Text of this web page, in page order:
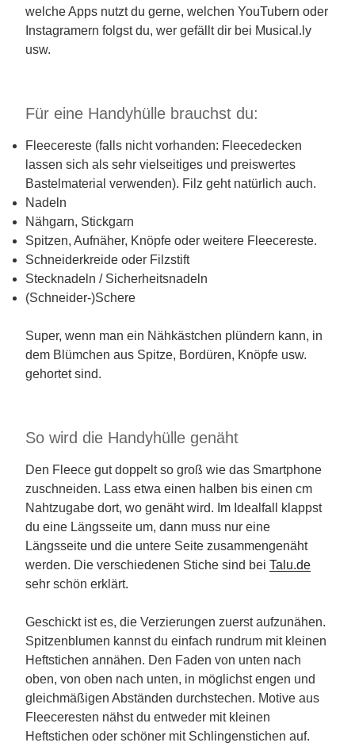
welche Apps nutzt du gerne, welchen YouTubern oder
Instagramern folgst du, wer gefällt dir bei Musical.ly
usw.
Für eine Handyhülle brauchst du:
Fleecereste (falls nicht vorhanden: Fleecedecken
lassen sich als sehr vielseitiges und preiswertes
Bastelmaterial verwenden). Filz geht natürlich auch.
Nadeln
Nähgarn, Stickgarn
Spitzen, Aufnäher, Knöpfe oder weitere Fleecereste.
Schneiderkreide oder Filzstift
Stecknadeln / Sicherheitsnadeln
(Schneider-)Schere
Super, wenn man ein Nähkästchen plündern kann, in
dem Blümchen aus Spitze, Bordüren, Knöpfe usw.
gehortet sind.
So wird die Handyhülle genäht
Den Fleece gut doppelt so groß wie das Smartphone
zuschneiden. Lass etwa einen halben bis einen cm
Nahtzugabe dort, wo genäht wird. Im Idealfall klappst
du eine Längsseite um, dann muss nur eine
Längsseite und die untere Seite zusammengenäht
werden. Die verschiedenen Stiche sind bei Talu.de
sehr schön erklärt.
Geschickt ist es, die Verzierungen zuerst aufzunähen.
Spitzenblumen kannst du einfach rundrum mit kleinen
Heftstichen annähen. Den Faden von unten nach
oben, von oben nach unten, in möglichst engen und
gleichmäßigen Abständen durchstechen. Motive aus
Fleeceresten nähst du entweder mit kleinen
Heftstichen oder schöner mit Schlingenstichen auf.